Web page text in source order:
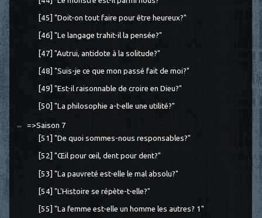
[45] "Doit-on tout faire pour être heureux?"
[46] "Le langage trahit-il la pensée?"
[47] "Autrui, antidote à la solitude?"
[48] "Suis-je ce que mon passé fait de moi?"
[49] "Est-il raisonnable de croire en Dieu?"
[50] "La philosophie a-t-elle une utilité?"
=>Saison 7
[51] "De quoi sommes-nous responsables?"
[52] "Œil pour œil, dent pour dent?"
[53] "La pauvreté est-elle le mal absolu?"
[54] "L'Histoire se répète-t-elle?"
[55] "La femme est-elle un homme les autres? 1"